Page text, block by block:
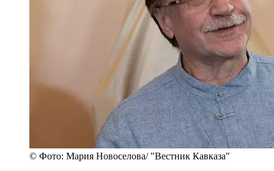
© Фото: Мария Новоселова/ "Вестник Кавказа"